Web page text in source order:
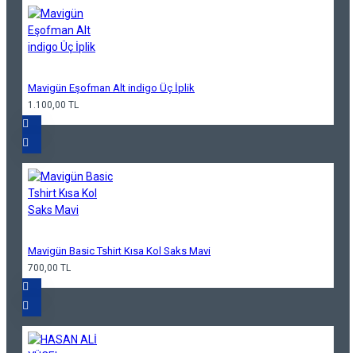
Mavigün Eşofman Alt indigo Üç İplik
1.100,00 TL
Mavigün Basic Tshirt Kısa Kol Saks Mavi
700,00 TL